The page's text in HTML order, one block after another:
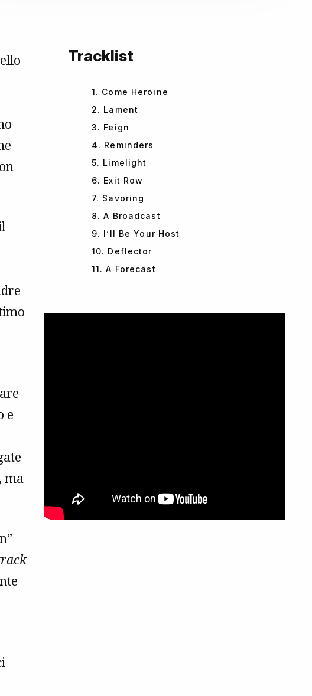
e
ma
Tracklist
1. Come Heroine
2. Lament
3. Feign
4. Reminders
5. Limelight
6. Exit Row
7. Savoring
8. A Broadcast
9. I’ll Be Your Host
10. Deflector
11. A Forecast